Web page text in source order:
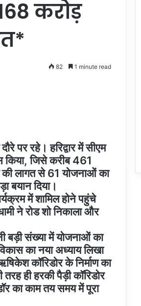
करोड़
82 1 minute read
पर रहे। हरिद्वार में सीएम
किया, जिसे करीब 461
लागत से 61 योजनाओं का
बयान दिया।
में शामिल होने पहुंचे
ने रोड शो निकाला और
बड़ी संख्या में योजनाओं का
का नया अध्याय लिखा
कॉरिडोर के निर्माण का
ही हरकी पैड़ी कॉरिडोर
का काम तय समय में पूरा